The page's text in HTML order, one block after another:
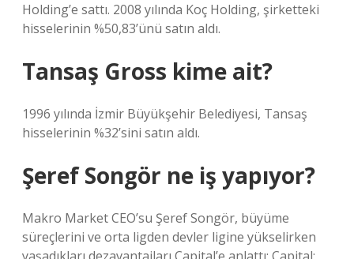
Holding’e sattı. 2008 yılında Koç Holding, şirketteki
hisselerinin %50,83’ünü satın aldı.
Tansaş Gross kime ait?
1996 yılında İzmir Büyükşehir Belediyesi, Tansaş
hisselerinin %32’sini satın aldı.
Şeref Songör ne iş yapıyor?
Makro Market CEO’su Şeref Songör, büyüme
süreçlerini ve orta ligden devler ligine yükselirken